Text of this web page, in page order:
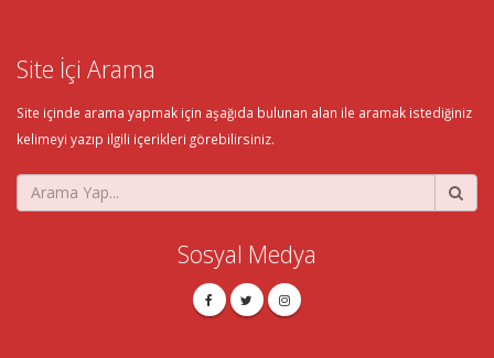
Site İçi Arama
Site içinde arama yapmak için aşağıda bulunan alan ile aramak istediğiniz
kelimeyi yazıp ilgili içerikleri görebilirsiniz.
Sosyal Medya